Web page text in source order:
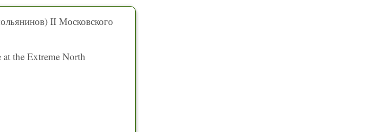
II Московского
the Extreme North